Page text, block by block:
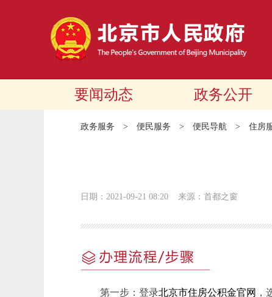
要闻动态 政务公开
政务服务 > 便民服务 > 便民导航 > 住房
日期：2021-09-21 08:20 来源：首都之窗
第一步：登录北京市住房公积金官网 ，